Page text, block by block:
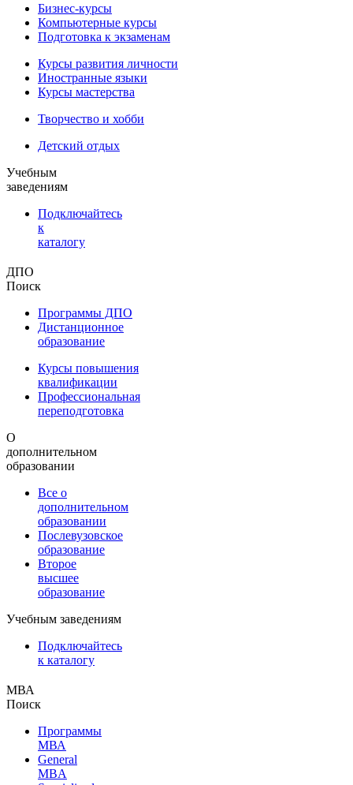
Бизнес-курсы
Компьютерные курсы
Подготовка к экзаменам
Курсы развития личности
Иностранные языки
Курсы мастерства
Творчество и хобби
Детский отдых
Учебным
заведениям
Подключайтесь
к
каталогу
ДПО
Поиск
Программы ДПО
Дистанционное
образование
Курсы повышения
квалификации
Профессиональная
переподготовка
О
дополнительном
образовании
Все о
дополнительном
образовании
Послевузовское
образование
Второе
высшее
образование
Учебным заведениям
Подключайтесь
к каталогу
МВА
Поиск
Программы
МВА
General
MBA